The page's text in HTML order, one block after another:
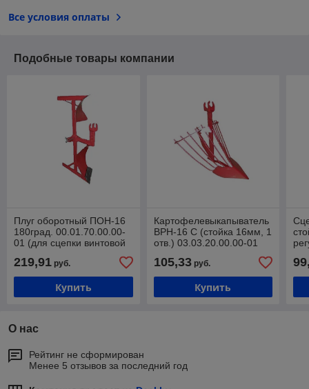
Все условия оплаты
Подобные товары компании
Плуг оборотный ПОН-16
180град. 00.01.70.00.00-
01 (для сцепки винтовой
"ВРМЗ")
219,91 руб.
Купить
Картофелевыкапыватель
ВРН-16 С (стойка 16мм, 1
отв.) 03.03.20.00.00-01
105,33руб.
Купить
О нас
Рейтинг не сформирован
Менее 5 отзывов за последний год